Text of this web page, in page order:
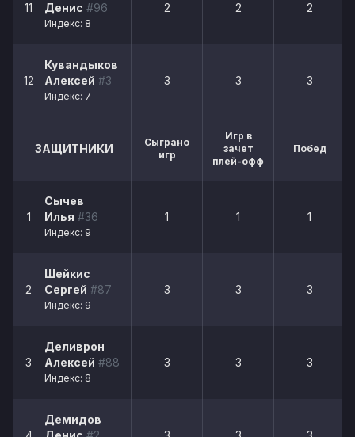
11
Денис #96
Индекс: 8
2 2 2
12
Кувандыков
Алексей #3
Индекс: 7
3 3 3
ЗАЩИТНИКИ
Сыграно
игр
Игр в
зачет
плей-офф
Побед
1
Сычев
Илья #36
Индекс: 9
1 1 1
2
Шейкис
Сергей #87
Индекс: 9
3 3 3
3
Деливрон
Алексей #88
Индекс: 8
3 3 3
Демидов